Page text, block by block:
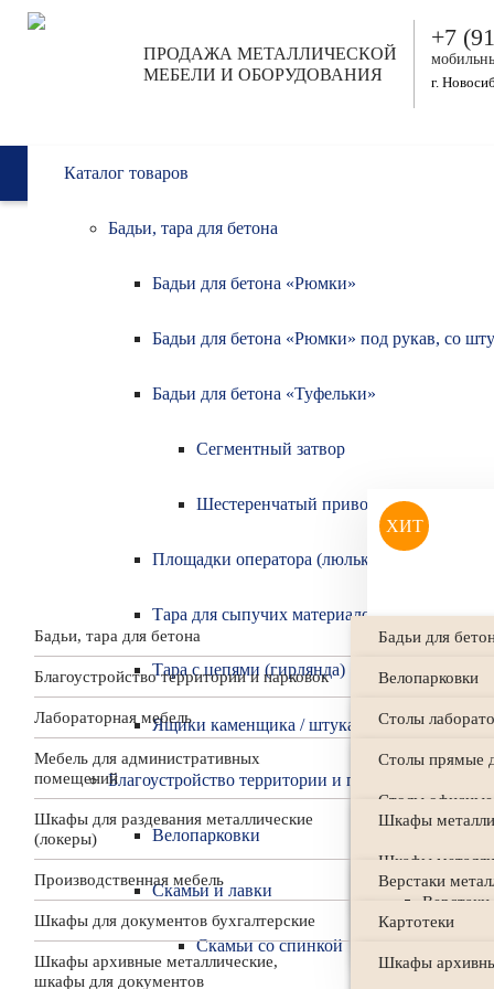
Перейти к основному содержанию
ПРОДАЖА МЕТАЛЛИЧЕСКОЙ
МЕБЕЛИ И ОБОРУДОВАНИЯ
+7
г.
Каталог товаров
Бадьи, тара для бетона
Бадьи для бетона «Рюмки»
Бадьи для бетона «Рюмки» под рукав, со
Бадьи для бетона «Туфельки»
Сегментный затвор
Шестеренчатый привод,
Площадки оператора (люльки монолитчика)
Тара для сыпучих материалов
Тара с цепями (гирлянда)
Ящики каменщика / штукатура
Благоустройство территории и парковок
Велопарковки
Скамьи и лавки
Скамьи со спинкой
Текущий раздел
Тележки складские грузовые
Тележки АС
Тележки трехколесные
Тележки специальные
Бадьи, тара для бетона Бадьи для
Бадьи для
Бадьи для
Площадки
Тара с цепями
Ящики
Благоустройство территории и парковок Велопарковки
Скамьи и лавки
Уличные урны
Урны
Урны
Лабораторная мебель Столы
Столы
Столы
Столы
Тумбы
Мебель для административных
помещений
Столы прямые
Столы
Столы
Шкафы
Тумбы
Шкафы для раздевания металлические
(локеры)
Шкафы
Шкафы
Шкафы
Производственная мебель
Верстаки
Верстаки
Верстаки
Шкафы для документов бухгалтерские Картотеки
Шкафы архивные металлические,
шкафы для документов
Шкафы
ХИТ
9 800.00